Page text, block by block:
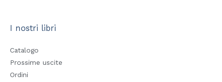
I nostri libri
Catalogo
Prossime uscite
Ordini